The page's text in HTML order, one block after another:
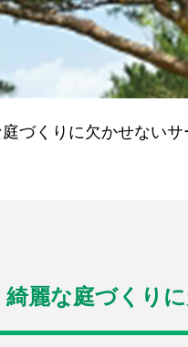
づくりに欠かせない
綺麗な庭づくり